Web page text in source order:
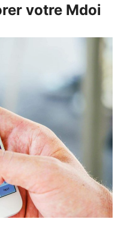
votre Mdoi